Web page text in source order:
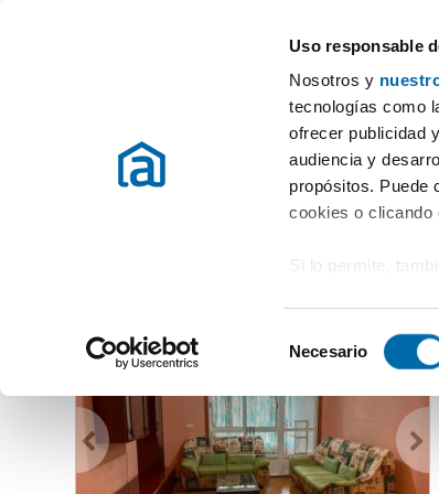
Uso responsable
Nosotros y
tecnologías como
ofrecer publicidad
audiencia y
propósitos. Puede
cookies o clicando
Si lo permite,
Identificar su
Obtenga más
preferencias en la
en la Declaración
e
e
c
c
Necesario
Rent apartment Ourense Rent Apartments Ribela
Rent Apartments Ribela (Coles) (0 Properties)